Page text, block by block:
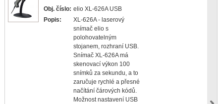
Obj. číslo: elio XL-626A USB
Popis:
XL-626A - laserový
snímač elio s
polohovatelným
stojanem, rozhraní USB.
Snímač XL-626A má
skenovací výkon 100
snímků za sekundu, a to
zaručuje rychlé a přesné
načítání čárových kódů.
Možnost nastavení USB